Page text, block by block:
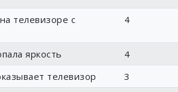
телевизоре с
4
яркость
4
телевизор
3